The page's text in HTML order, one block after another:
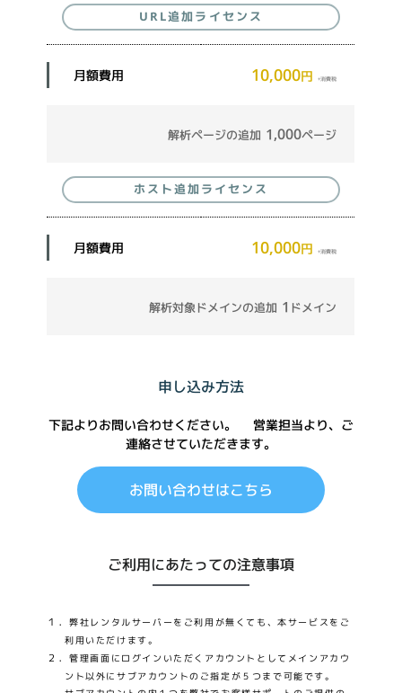
URL追加ライセンス
月額費用 10,000円 +消費税
解析ページの追加 1,000ページ
ホスト追加ライセンス
月額費用 10,000円 +消費税
解析対象ドメインの追加 1 ドメイン
申し込み方法
下記よりお問い合わせください。
営業担当より、ご
連絡させていただきます。
お問い合わせはこちら
ご利用にあたっての注意事項
１．弊社レンタルサーバーをご利用が無くても、本サービスをご
利用いただけます。
２．管理画面にログインいただくアカウントとしてメインアカウ
ント以外にサブアカウントのご指定が５つまで可能です。